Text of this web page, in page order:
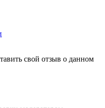
свой отзыв о данном